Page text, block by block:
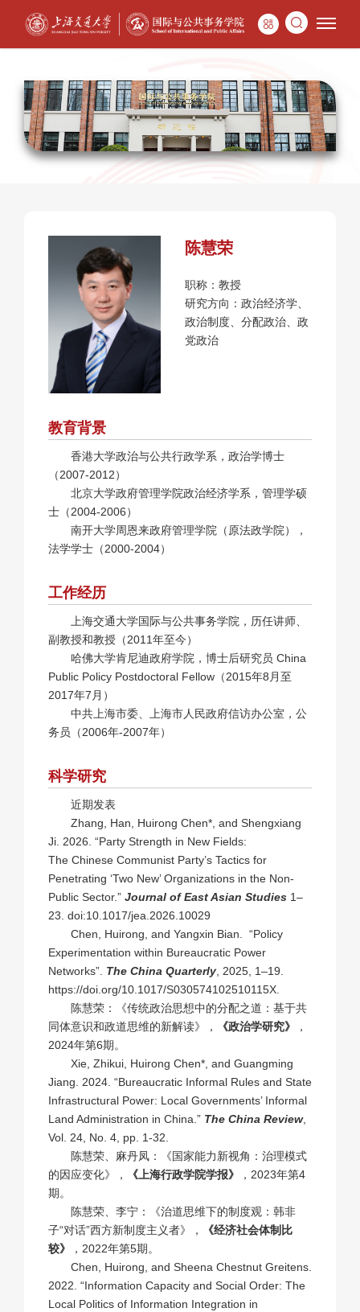
陈慧荣
职称：教授
研究方向：政治经济学、
政治制度、分配政治、政
党政治
教育背景
香港大学政治与公共行政学系，政治学博士
（2007-2012）
北京大学政府管理学院政治经济学系，管理学硕
士（2004-2006）
南开大学周恩来政府管理学院（原法政学院），
法学学士（2000-2004）
工作经历
上海交通大学国际与公共事务学院，历任讲师、
副教授和教授（2011年至今）
哈佛大学肯尼迪政府学院，博士后研究员 China
Public Policy Postdoctoral Fellow（2015年8月至
2017年7月）
中共上海市委、上海市人民政府信访办公室，公
务员（2006年-2007年）
科学研究
近期发表
Zhang, Han, Huirong Chen*, and Shengxiang
Ji. 2026. “Party Strength in New Fields:
The Chinese Communist Party’s Tactics for
Penetrating ‘Two New’ Organizations in the Non-
Public Sector.” Journal of East Asian Studies 1–
23. doi:10.1017/jea.2026.10029
Chen, Huirong, and Yangxin Bian. “Policy
Experimentation within Bureaucratic Power
Networks”. The China Quarterly , 2025, 1–19.
https://doi.org/10.1017/S030574102510115X.
陈慧荣：《传统政治思想中的分配之道：基于共
同体意识和政道思维的新解读》，
《政治学研究》
，
2024年第6期。
Xie, Zhikui, Huirong Chen*, and Guangming
Jiang. 2024. “Bureaucratic Informal Rules and State
Infrastructural Power: Local Governments’ Informal
Land Administration in China.” The China Review,
Vol. 24, No. 4, pp. 1-32.
陈慧荣、麻丹凤：《国家能力新视角：治理模式
的因应变化》，
《上海行政学院学报》
，2023年第4
期。
陈慧荣、李宁：《治道思维下的制度观：韩非
子“对话”西方新制度主义者》，
《经济社会体制比
较》
，2022年第5期。
Chen, Huirong, and Sheena Chestnut Greitens.
2022. “Information Capacity and Social Order: The
Local Politics of Information Integration in